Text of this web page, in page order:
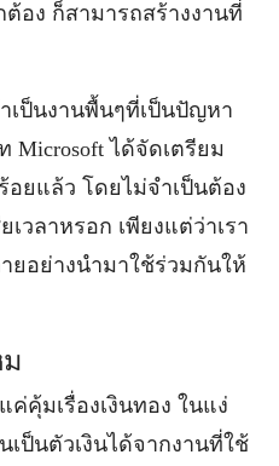
อง ก็สามารถสร้างงานที่
เป็นงานพื้นๆที่เป็นปัญหา
Microsoft ได้จัดเตรียม
อยแล้ว โดยไม่จำเป็นต้อง
วลาหรอก เพียงแต่ว่าเรา
ยอย่างนำมาใช้ร่วมกันให้
ค่คุ้มเรื่องเงินทอง ในแง่
ป็นตัวเงินได้จากงานที่ใช้